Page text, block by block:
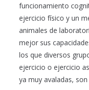
funcionamiento
ejercicio físico y un
animales de
mejor sus
los que diversos
ejercicio o ejercicio
ya muy avaladas,